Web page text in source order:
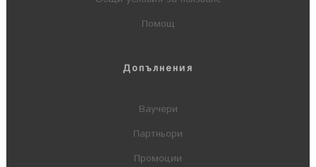
Помощ
Допълнения
Ваучери
Партньори
Промоции